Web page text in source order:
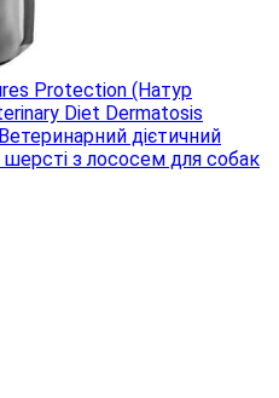
Protection (Натур
Diet Dermatosis
дієтичний
з лососем для собак